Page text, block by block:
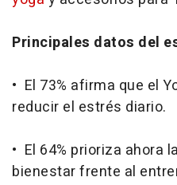
Principales datos del
• El 73% afirma que el
reducir el estrés diario.
• El 64% prioriza ahora
bienestar frente al